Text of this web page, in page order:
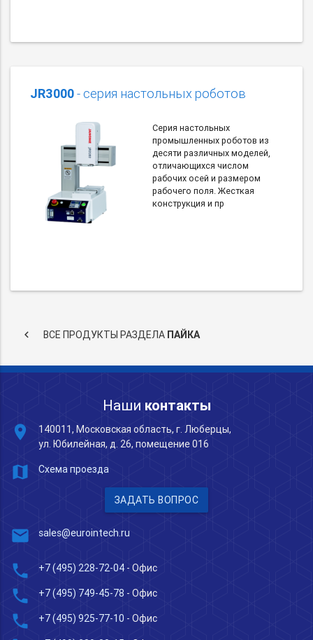
JR3000- серия настольных роботов
Серия настольных
промышленных роботов из
десяти различных моделей,
отличающихся числом
рабочих осей и размером
рабочего поля. Жесткая
конструкция и пр
keyboard_arrow_left ВСЕ ПРОДУКТЫ РАЗДЕЛА ПАЙКА
Наши контакты
place
140011, Московская область, г. Люберцы,
ул. Юбилейная, д. 26, помещение 016
map Схема проезда
ЗАДАТЬ ВОПРОС
mail sales@eurointech.ru
phone +7 (495) 228-72-04 - Офис
phone +7 (495) 749-45-78 - Офис
phone +7 (495) 925-77-10 - Офис